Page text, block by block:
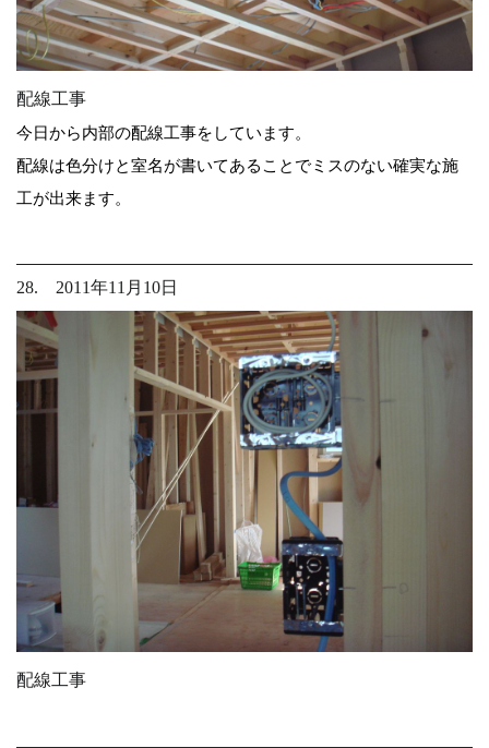
配線工事
今日から内部の配線工事をしています。
配線は色分けと室名が書いてあることでミスのない確実な施
工が出来ます。
28. 2011年11月10日
配線工事